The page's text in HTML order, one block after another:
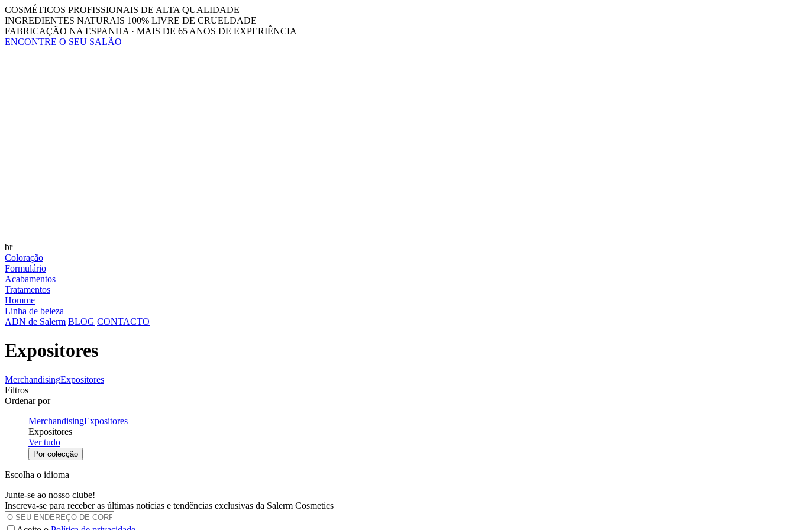
COSMÉTICOS PROFISSIONAIS DE ALTA QUALIDADE
INGREDIENTES NATURAIS 100% LIVRE DE CRUELDADE
FABRICAÇÃO NA ESPANHA · MAIS DE 65 ANOS DE EXPERIÊNCIA
ENCONTRE O SEU SALÃO
br
Coloração
Formulário
Acabamentos
Tratamentos
Homme
Linha de beleza
ADN de Salerm BLOG CONTACTO
Expositores
MerchandisingExpositores
Filtros
Ordenar por
MerchandisingExpositores
Expositores
Ver tudo
Por colecção
Escolha o idioma
Junte-se ao nosso clube!
Inscreva-se para receber as últimas notícias e tendências exclusivas da Salerm Cosmetics